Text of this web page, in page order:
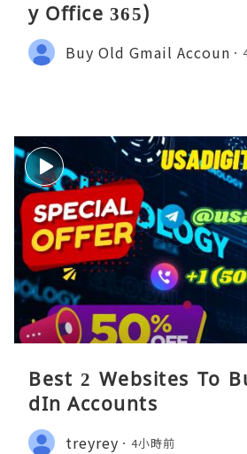
y Office 365)
Buy Old Gmail Accoun
Best 2 Websites To
dIn Accounts
treyrey 4小時前